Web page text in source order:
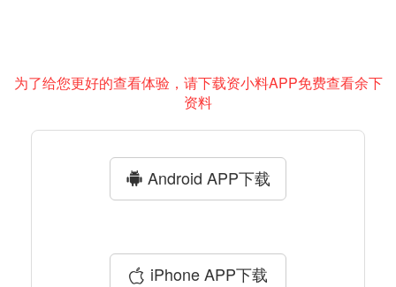
为了给您更好的查看体验，请下载资小料APP免费查看余下
资料
Android APP下载
iPhone APP下载